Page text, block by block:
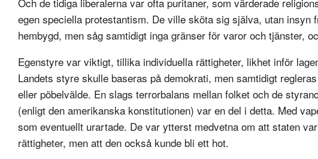
egen speciella protestantism. De ville sköta sig själva, utan insyn
hembygd, men såg samtidigt inga gränser för varor och tjänster,
Egenstyre var viktigt, tillika individuella rättigheter, likhet inför
Landets styre skulle baseras på demokrati, men samtidigt
eller pöbelvälde. En slags terrorbalans mellan folket och de
(enligt den amerikanska konstitutionen) var en del i detta. Med
som eventuellt urartade. De var ytterst medvetna om att staten
rättigheter, men att den också kunde bli ett hot.